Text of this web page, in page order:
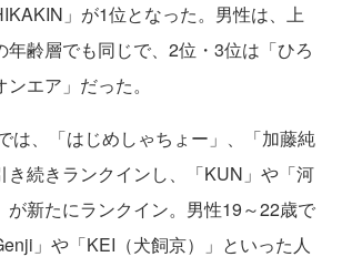
」が1位となった。男性は、上
年齢層でも同じで、2位・3位は「ひろ
エア」だった。
は、「はじめしゃちょー」、「加藤純
き続きランクインし、「KUN」や「河
が新たにランクイン。男性19～22歳で
」や「KEI（犬飼京）」といった人